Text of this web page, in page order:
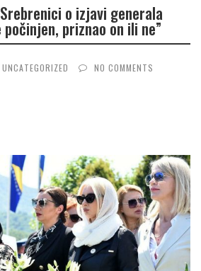
o izjavi generala
priznao on ili ne”
UNCATEGORIZED NO COMMENTS